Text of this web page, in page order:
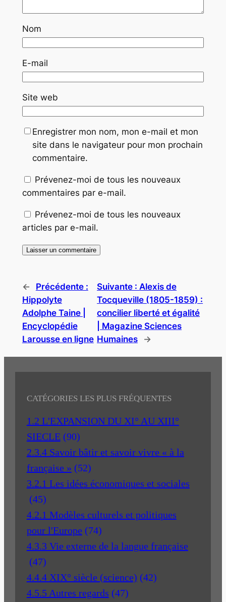
Nom
E-mail
Site web
Enregistrer mon nom, mon e-mail et mon
site dans le navigateur pour mon prochain
commentaire.
Prévenez-moi de tous les nouveaux
commentaires par e-mail.
Prévenez-moi de tous les nouveaux
articles par e-mail.
←
Précédente :
Hippolyte
Adolphe Taine |
Encyclopédie
Larousse en ligne
Suivante : Alexis de
Tocqueville (1805-1859) :
concilier liberté et égalité
| Magazine Sciences
Humaines
→
CATÉGORIES LES PLUS FRÉQUENTES
1.2 L'EXPANSION DU XI° AU XIII°
SIECLE (90)
2.3.4 Savoir bâtir et savoir vivre « à la
française » (52)
3.2.1 Les idées économiques et sociales
(45)
4.2.1 Modèles culturels et politiques
pour l'Europe (74)
4.3.3 Vie externe de la langue française
(47)
4.4.4 XIX° siècle (science) (42)
4.5.5 Autres regards (47)